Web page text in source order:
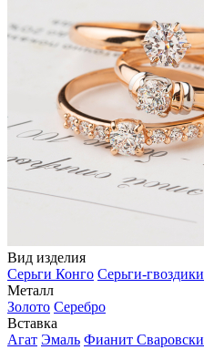
Вид изделия
Серьги Конго Серьги-гвоздики
Металл
Золото Серебро
Вставка
Агат Эмаль Фианит Сваровски